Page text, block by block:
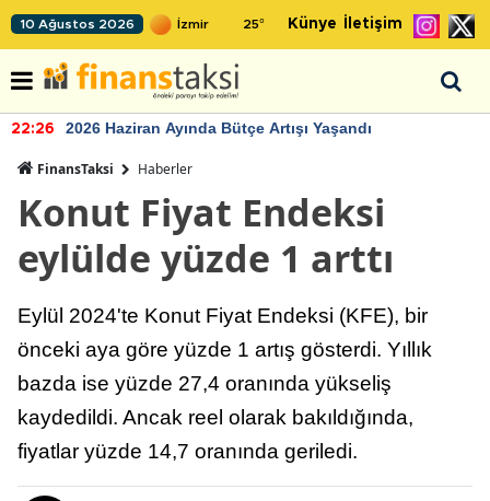
10 Ağustos 2026 25° Künye İletişim
22:26 2026 Haziran Ayında Bütçe Artışı Yaşandı
FinansTaksi Haberler
Konut Fiyat Endeksi
eylülde yüzde 1 arttı
Eylül 2024'te Konut Fiyat Endeksi (KFE), bir
önceki aya göre yüzde 1 artış gösterdi. Yıllık
bazda ise yüzde 27,4 oranında yükseliş
kaydedildi. Ancak reel olarak bakıldığında,
fiyatlar yüzde 14,7 oranında geriledi.